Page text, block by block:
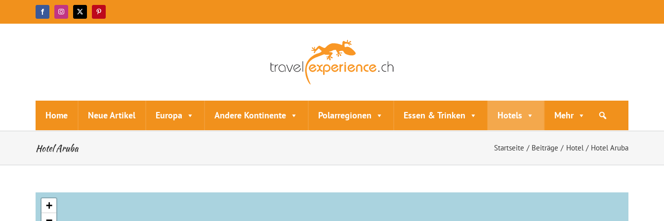
Inhalt
FacebookInstagram
X Pinterest
Home Neue Artikel Europa Andere Kontinente Polarregionen Essen & Trinken Hotels Mehr
Hotel Aruba Startseite Beiträge Hotel Hotel Aruba
+